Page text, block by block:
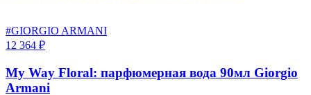
#GIORGIO ARMANI
12 364 ₽
My Way Floral: парфюмерная вода 90мл Giorgio
Armani